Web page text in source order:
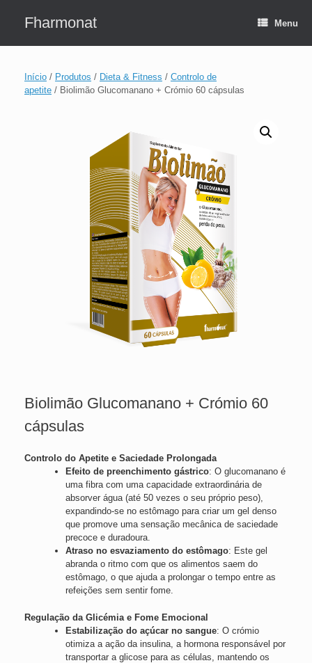
Fharmonat Menu
Início / Produtos / Dieta & Fitness / Controlo de
apetite / Biolimão Glucomanano + Crómio 60 cápsulas
Biolimão Glucomanano + Crómio 60
cápsulas
Controlo do Apetite e Saciedade Prolongada
Efeito de preenchimento gástrico: O glucomanano é
uma fibra com uma capacidade extraordinária de
absorver água (até 50 vezes o seu próprio peso),
expandindo-se no estômago para criar um gel denso
que promove uma sensação mecânica de saciedade
precoce e duradoura.
Atraso no esvaziamento do estômago: Este gel
abranda o ritmo com que os alimentos saem do
estômago, o que ajuda a prolongar o tempo entre as
refeições sem sentir fome.
Regulação da Glicémia e Fome Emocional
Estabilização do açúcar no sangue: O crómio
otimiza a ação da insulina, a hormona responsável por
transportar a glicose para as células, mantendo os